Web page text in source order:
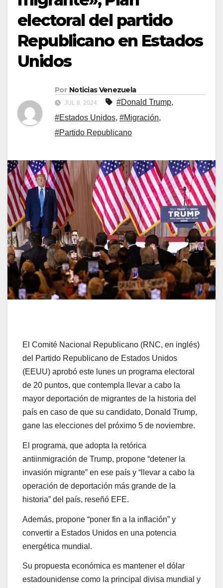
electoral del partido
Republicano en Estados
Unidos
Por Noticias Venezuela
JUL 8, 2024 #Donald Trump,
#Estados Unidos, #Migración,
#Partido Republicano
El Comité Nacional Republicano (RNC, en inglés)
del Partido Republicano de Estados Unidos
(EEUU) aprobó este lunes un programa electoral
de 20 puntos, que contempla llevar a cabo la
mayor deportación de migrantes de la historia del
país en caso de que su candidato, Donald Trump,
gane las elecciones del próximo 5 de noviembre.
El programa, que adopta la retórica
antiinmigración de Trump, propone “detener la
invasión migrante” en ese país y “llevar a cabo la
operación de deportación más grande de la
historia” del país, reseñó EFE.
Además, propone “poner fin a la inflación” y
convertir a Estados Unidos en una potencia
energética mundial.
Su propuesta económica es mantener el dólar
estadounidense como la principal divisa mundial y